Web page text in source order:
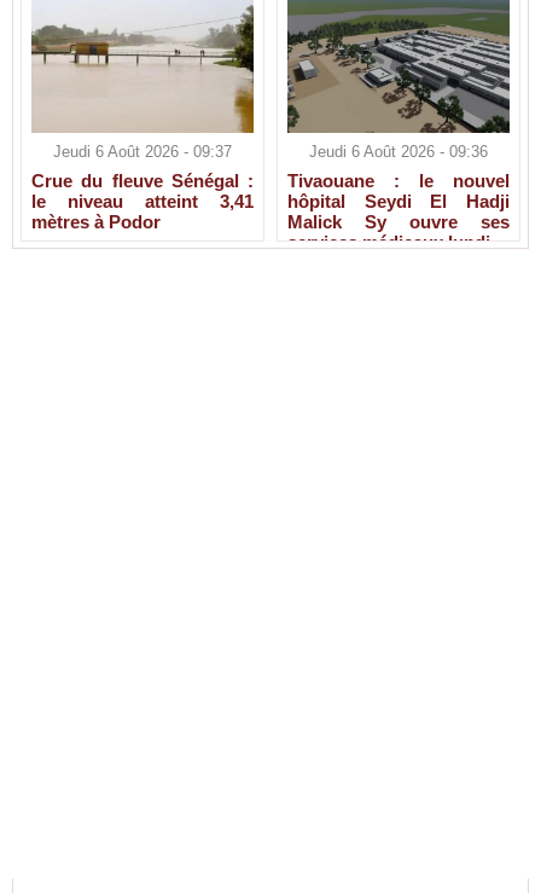
Jeudi 6 Août 2026 - 09:37
Crue du fleuve Sénégal :
le niveau atteint 3,41
mètres à Podor
Jeudi 6 Août 2026 - 09:36
Tivaouane : le nouvel
hôpital Seydi El Hadji
Malick Sy ouvre ses
services médicaux lundi